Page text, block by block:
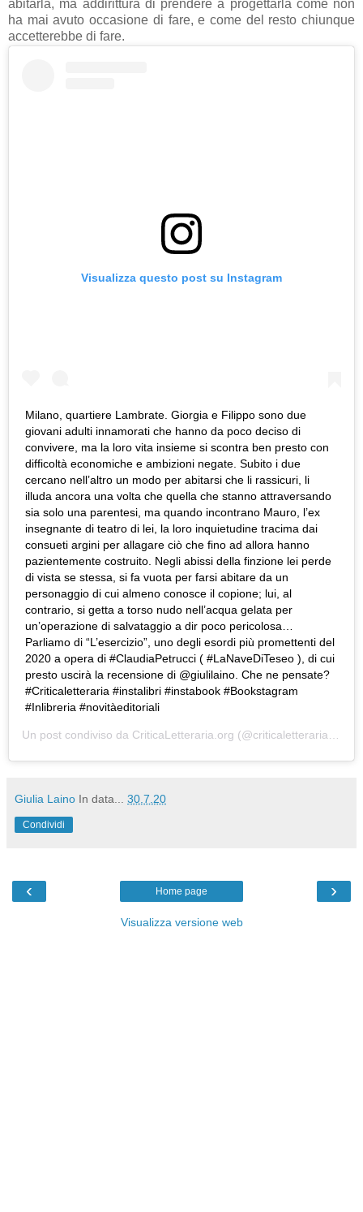
abitarla, ma addirittura di prendere a progettarla come non
ha mai avuto occasione di fare, e come del resto chiunque
accetterebbe di fare.
Visualizza questo post su Instagram
Milano, quartiere Lambrate. Giorgia e Filippo sono due
giovani adulti innamorati che hanno da poco deciso di
convivere, ma la loro vita insieme si scontra ben presto con
difficoltà economiche e ambizioni negate. Subito i due
cercano nell’altro un modo per abitarsi che li rassicuri, li
illuda ancora una volta che quella che stanno attraversando
sia solo una parentesi, ma quando incontrano Mauro, l’ex
insegnante di teatro di lei, la loro inquietudine tracima dai
consueti argini per allagare ciò che fino ad allora hanno
pazientemente costruito. Negli abissi della finzione lei perde
di vista se stessa, si fa vuota per farsi abitare da un
personaggio di cui almeno conosce il copione; lui, al
contrario, si getta a torso nudo nell’acqua gelata per
un’operazione di salvataggio a dir poco pericolosa…
Parliamo di “L’esercizio”, uno degli esordi più promettenti del
2020 a opera di #ClaudiaPetrucci ( #LaNaveDiTeseo ), di cui
presto uscirà la recensione di @giulilaino. Che ne pensate?
#Criticaletteraria #instalibri #instabook #Bookstagram
#Inlibreria #novitàeditoriali
Un post condiviso da CriticaLetteraria.org (@criticaletteraria) in data:
Giulia Laino In data... 30.7.20
Condividi
‹ ›
Home page
Visualizza versione web